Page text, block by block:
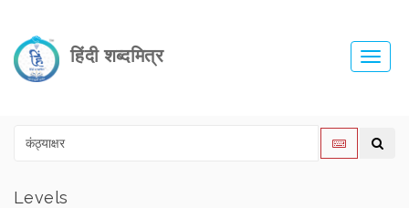
हिंदी शब्दमित्र
Levels